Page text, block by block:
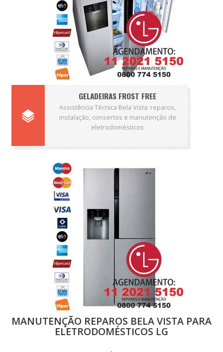
GELADEIRAS FROST FREE
Assistência Técnica Bela Vista: reparos,
instalação, consertos e manutenção de
eletrodomésticos
MANUTENÇÃO REPAROS BELA VISTA PARA
ELETRODOMÉSTICOS LG